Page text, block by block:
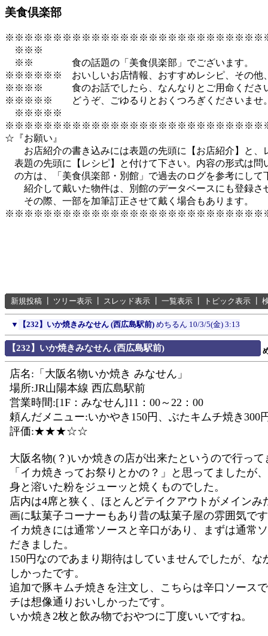
美食倶楽部
※※※　　　　　　　　　　　　　　　　　　　　　　
※※　　　　食の話題の「美食倶楽部」でございます。
※※※※※※　おいしいお店情報、おすすめレシピ、その他
※※※※　　　食のお話でしたら、なんなりとご用命くだ
※※※※※　　どうぞ、ごゆるりとおくつろぎくださいま
※※※※※　　　　　　　　　　　　　　　　　　　　
☆『お願い』
お店紹介の書き込みには表題の先頭に【お店紹介】と、
表題の先頭に【レシピ】と付けて下さい。内容の形式は問
の方は、「美食倶楽部・別館」で過去のログを参考にして
紹介して戴いた物件は、別館のデータベースにも登録さ
その際、一部を加筆訂正させて戴く場合もあります。
新規投稿 ツリー表示 スレッド表示 一覧表示 トピック表示
▼ 【232】いか焼きみなせん (西広島駅前) めちるん 10/3/5(金) 3:13
【232】いか焼きみなせん (西広島駅前)
店名:「大阪名物いか焼き みなせん」
場所:JR山陽本線 西広島駅前
営業時間:[1F：みなせん]11：00～22：00
頼んだメニュー:いかやき150円、ぶたキムチ焼き300
評価:★★★☆☆
大阪名物(？)いか焼きの店が出来たというので行って
「イカ焼きってお祭りとかの？」と思ってましたが
身と溶いた粉をジューッと焼くものでした。
店内は4席と狭く、ほとんどテイクアウトがメインみ
画に駄菓子コーナーもあり昔の駄菓子屋の雰囲気で
イカ焼きには通常ソースと辛口があり、まずは通常
だきました。
150円なのであまり期待はしていませんでしたが、な
しかったです。
追加で豚キムチ焼きを注文し、こちらは辛口ソース
チは想像通りおいしかったです。
いか焼き2枚と飲み物でおやつに丁度いいですね。